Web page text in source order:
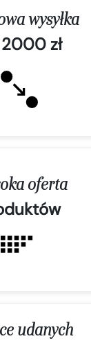
wysyłka
zł
oferta
udanych